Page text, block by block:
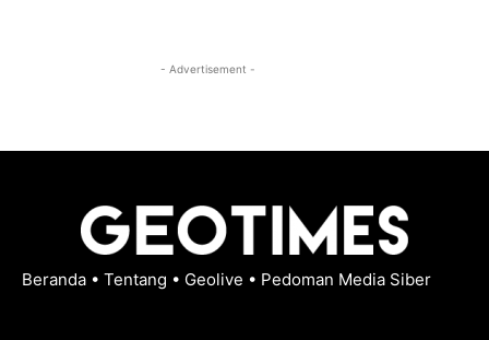
- Advertisement -
Beranda • Tentang • Geolive • Pedoman Media Siber